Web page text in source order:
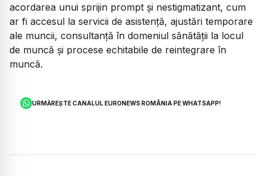
acordarea unui sprijin prompt și nestigmatizant, cum
ar fi accesul la servicii de asistență, ajustări temporare
ale muncii, consultanță în domeniul sănătății la locul
de muncă și procese echitabile de reintegrare în
muncă.
URMĂREȘTE CANALUL EURONEWS ROMÂNIA PE WHATSAPP!